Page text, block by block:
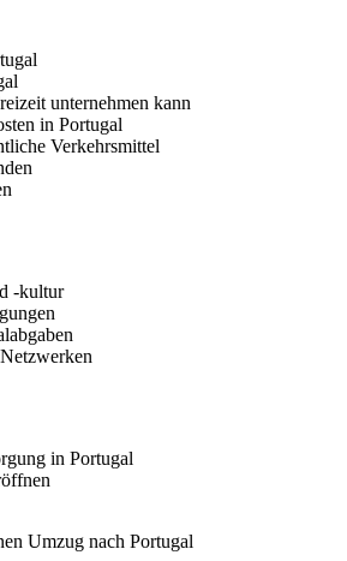
unternehmen kann
in Portugal
Verkehrsmittel
-kultur
in Portugal
Umzug nach Portugal